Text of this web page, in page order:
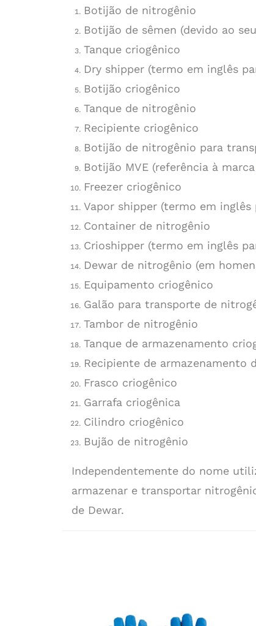
Botijão de nitrogênio
Botijão de sêmen (devido ao
Tanque criogênico
Dry shipper (termo em inglês
Botijão criogênico
Tanque de nitrogênio
Recipiente criogênico
Botijão de nitrogênio para
Botijão MVE (referência à marca
Freezer criogênico
Vapor shipper (termo em inglês
Container de nitrogênio
Crioshipper (termo em inglês
Dewar de nitrogênio (em
Equipamento criogênico
Galão para transporte de
Tambor de nitrogênio
Tanque de armazenamento
Recipiente de armazenamento
Frasco criogênico
Garrafa criogênica
Cilindro criogênico
Bujão de nitrogênio
Independentemente do nome
armazenar e transportar
de Dewar.